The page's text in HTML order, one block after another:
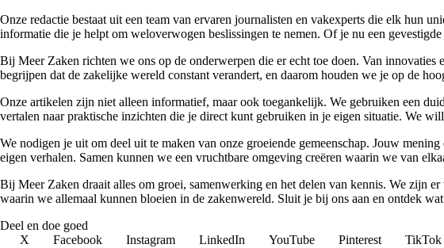
Onze redactie bestaat uit een team van ervaren journalisten en vakexperts die elk hun
informatie die je helpt om weloverwogen beslissingen te nemen. Of je nu een
Bij Meer Zaken richten we ons op de onderwerpen die er echt toe doen. Van
begrijpen dat de zakelijke wereld constant verandert, en daarom houden we je op de
Onze artikelen zijn niet alleen informatief, maar ook toegankelijk. We gebruiken een
vertalen naar praktische inzichten die je direct kunt gebruiken in je eigen situatie. We
We nodigen je uit om deel uit te maken van onze groeiende gemeenschap. Jouw
eigen verhalen. Samen kunnen we een vruchtbare omgeving creëren waarin we van
Bij Meer Zaken draait alles om groei, samenwerking en het delen van kennis. We zijn
waarin we allemaal kunnen bloeien in de zakenwereld. Sluit je bij ons aan en ontdek
Deel en doe goed
X
Facebook Instagram LinkedIn YouTube Pinterest TikTok